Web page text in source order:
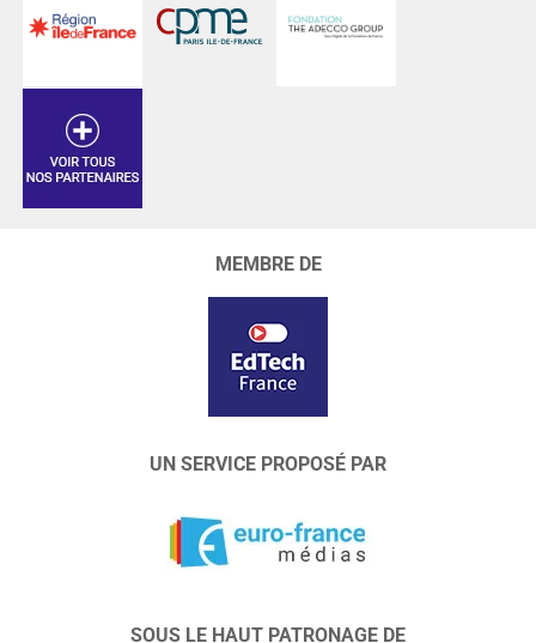
MEMBRE DE
UN SERVICE PROPOSÉ PAR
SOUS LE HAUT PATRONAGE DE